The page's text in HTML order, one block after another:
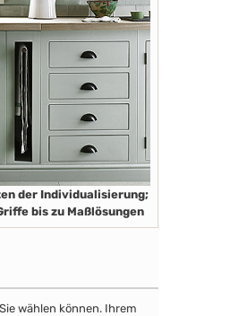
der Individualisierung;
bis zu Maßlösungen
wählen können. Ihrem